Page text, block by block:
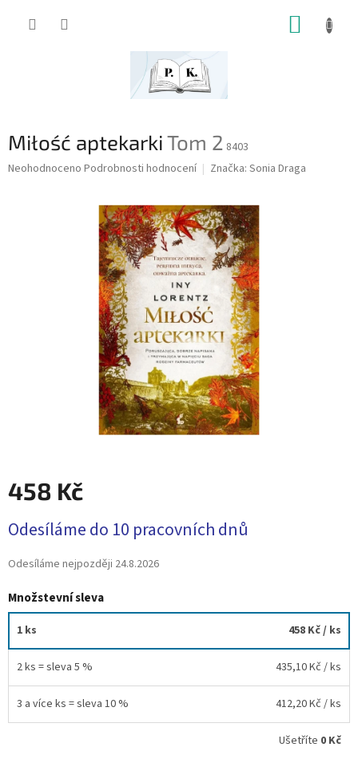
Miłość aptekarkiTom 2 8403
Průměrné
Neohodnoceno Podrobnosti hodnocení Značka: Sonia Draga
458 Kč
cena:
Odesíláme do 10 pracovních dnů
Odesíláme nejpozději 24.8.2026
Množstevní sleva
1 ks 458 Kč/ ks
2 ks = sleva 5 % 435,10 Kč / ks
3 a více ks = sleva 10 % 412,20 Kč / ks
Ušetříte 0 Kč